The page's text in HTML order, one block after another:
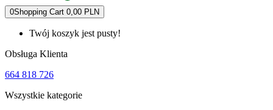
0Shopping Cart 0,00 PLN
Twój koszyk jest pusty!
Obsługa Klienta
664 818 726
Wszystkie kategorie